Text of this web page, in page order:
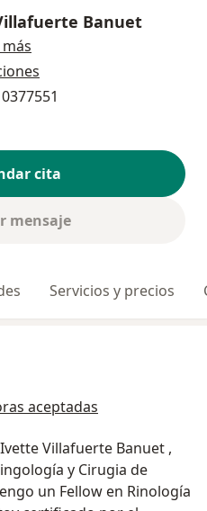
Banuet
cita
mensaje
Servicios y precios
aceptadas
Villafuerte Banuet ,
y Cirugia de
un Fellow en Rinología